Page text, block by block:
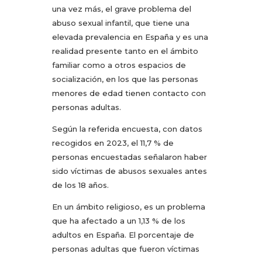
una vez más, el grave problema del
abuso sexual infantil, que tiene una
elevada prevalencia en España y es una
realidad presente tanto en el ámbito
familiar como a otros espacios de
socialización, en los que las personas
menores de edad tienen contacto con
personas adultas.
Según la referida encuesta, con datos
recogidos en 2023, el 11,7 % de
personas encuestadas señalaron haber
sido víctimas de abusos sexuales antes
de los 18 años.
En un ámbito religioso, es un problema
que ha afectado a un 1,13 % de los
adultos en España. El porcentaje de
personas adultas que fueron víctimas